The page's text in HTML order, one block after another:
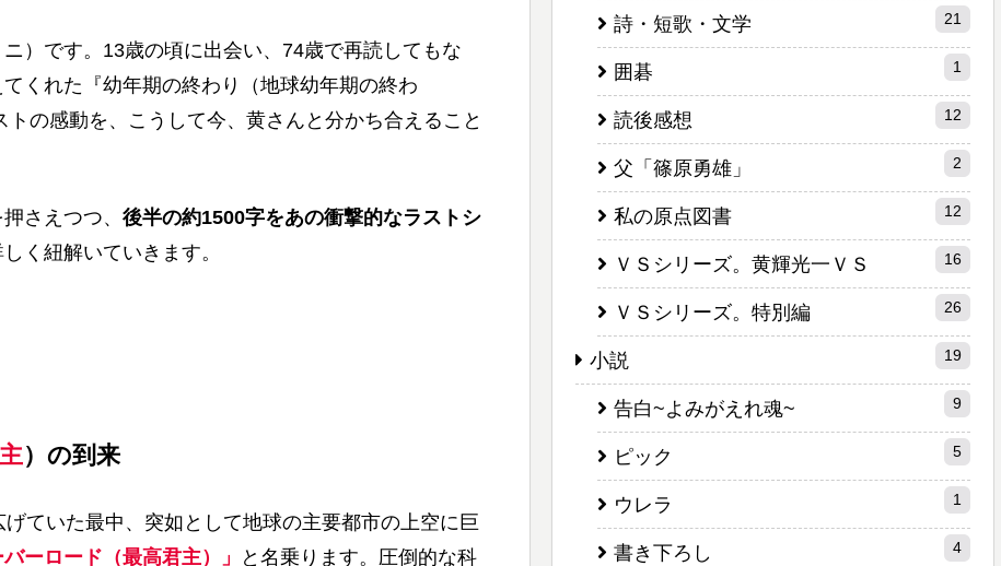
）です。13歳の頃に出会い、74歳で再読してもな
くれた『幼年期の終わり（地球幼年期の終わ
の感動を、こうして今、黄さんと分かち合えること
さえつつ、 後半の約1500字をあの衝撃的なラストシ
しく紐解いていきます。
）の到来
ていた最中、突如として地球の主要都市の上空に巨
バーロード（最高君主）」
と名乗ります。圧倒的な科
詩・短歌・文学 21
囲碁 1
読後感想 12
父「篠原勇雄」 2
私の原点図書 12
ＶＳシリーズ。黄輝光一ＶＳ 16
ＶＳシリーズ。特別編 26
小説 19
告白~よみがえれ魂~ 9
ピック 5
ウレラ 1
書き下ろし 4